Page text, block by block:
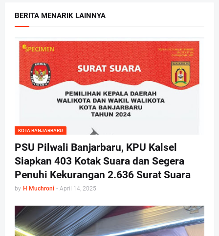
BERITA MENARIK LAINNYA
KOTA BANJARBARU
PSU Pilwali Banjarbaru, KPU Kalsel
Siapkan 403 Kotak Suara dan Segera
Penuhi Kekurangan 2.636 Surat Suara
by H Muchroni - April 14, 2025